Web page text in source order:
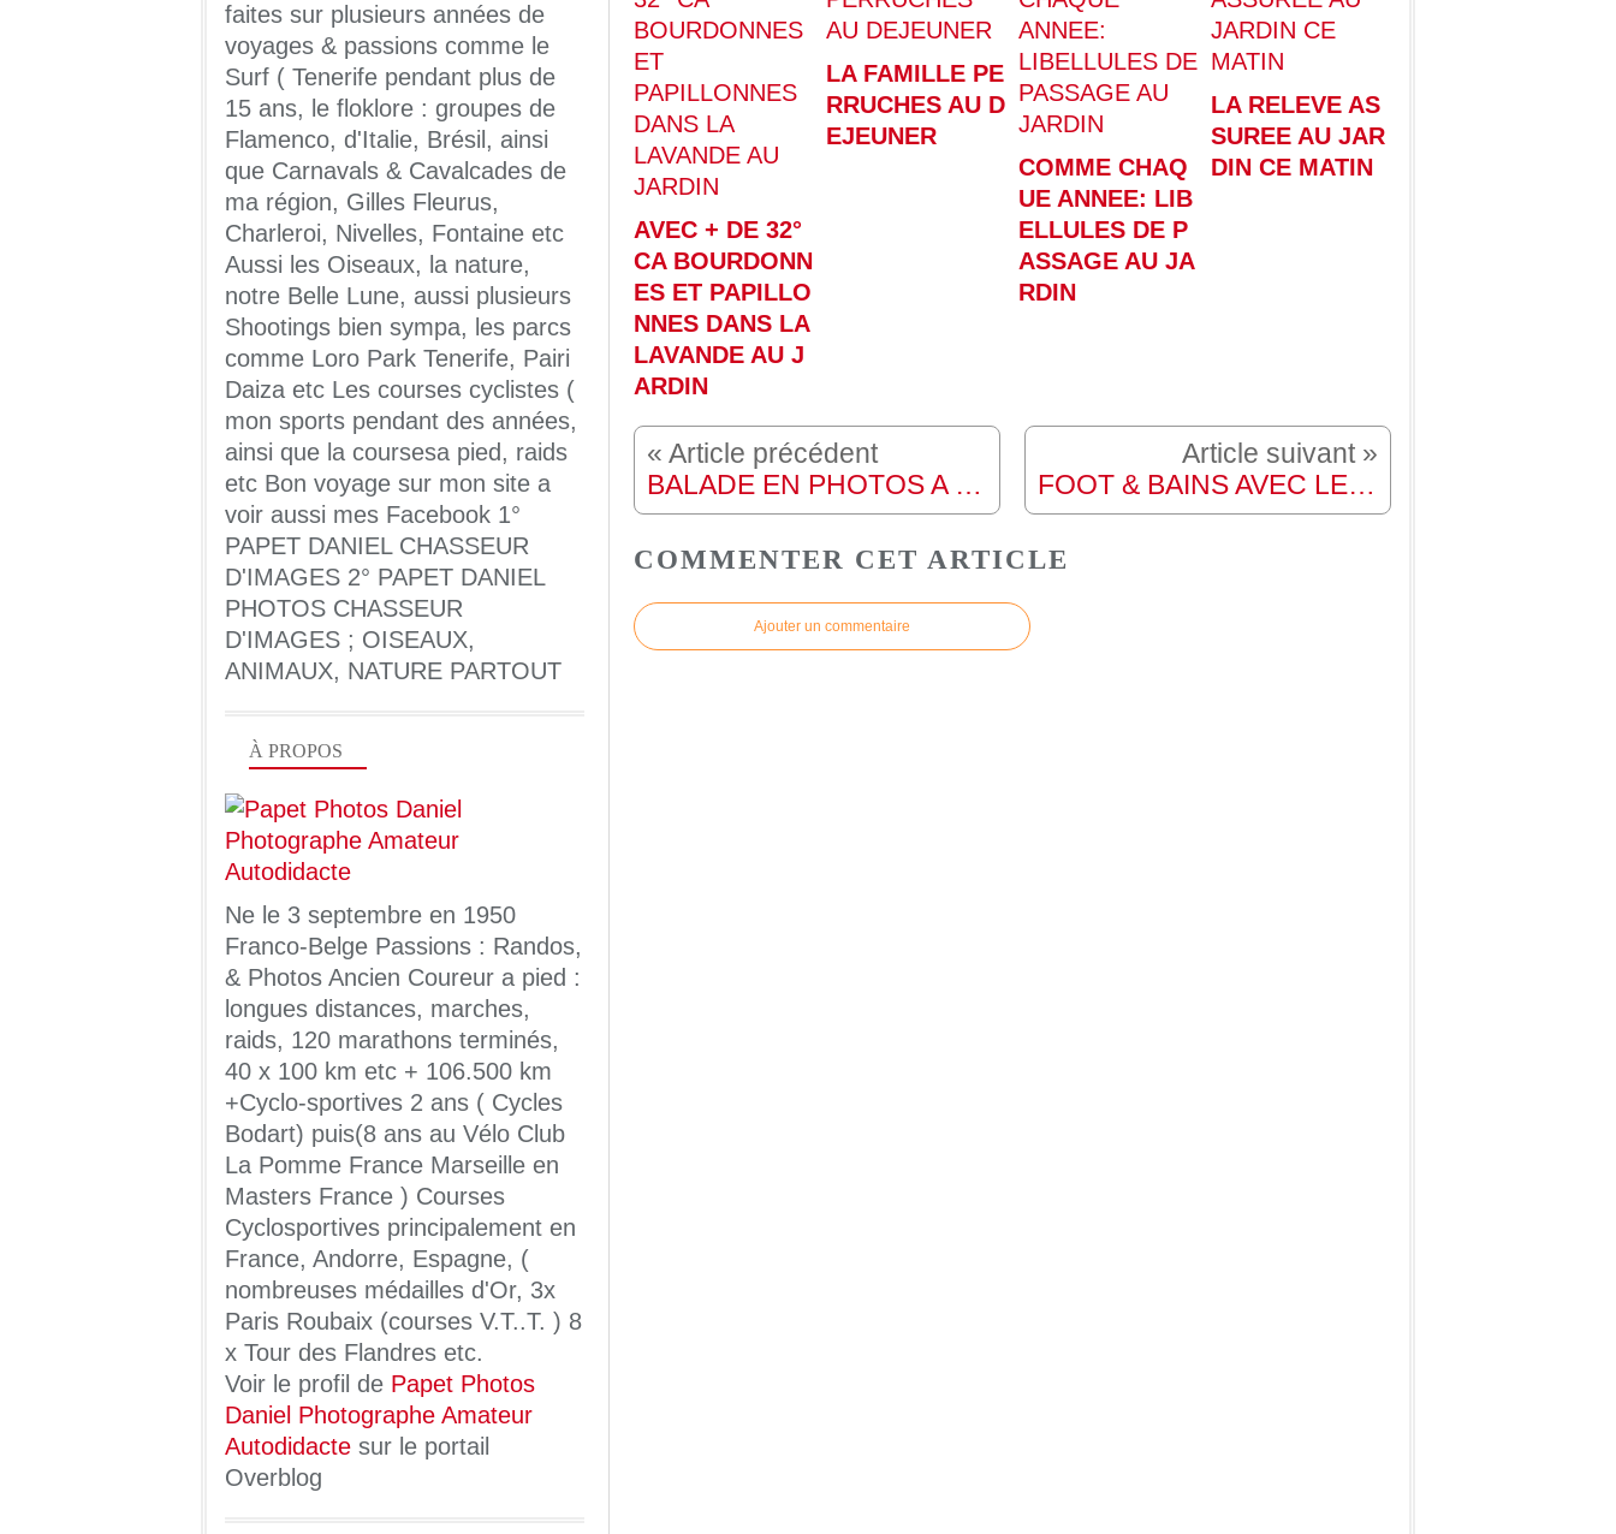
AVEC + DE 32°
CA BOURDONN
ES ET PAPILLO
NNES DANS LA
LAVANDE AU J
ARDIN
LA FAMILLE PE
RRUCHES AU D
EJEUNER
COMME CHAQ
UE ANNEE: LIB
ELLULES DE P
ASSAGE AU JA
RDIN
LA RELEVE AS
SUREE AU JAR
DIN CE MATIN
BALADE EN PHOTOS A RANSART, MON COIN D'ADOPTION DEPUIS 55 ANS FOOT & BAINS AVEC LES ELEPHANTS
COMMENTER CET ARTICLE
Ajouter un commentaire
faites sur plusieurs années de
voyages & passions comme le
Surf ( Tenerife pendant plus de
15 ans, le floklore : groupes de
Flamenco, d'Italie, Brésil, ainsi
que Carnavals & Cavalcades de
ma région, Gilles Fleurus,
Charleroi, Nivelles, Fontaine etc
Aussi les Oiseaux, la nature,
notre Belle Lune, aussi plusieurs
Shootings bien sympa, les parcs
comme Loro Park Tenerife, Pairi
Daiza etc Les courses cyclistes (
mon sports pendant des années,
ainsi que la coursesa pied, raids
etc Bon voyage sur mon site a
voir aussi mes Facebook 1°
PAPET DANIEL CHASSEUR
D'IMAGES 2° PAPET DANIEL
PHOTOS CHASSEUR
D'IMAGES ; OISEAUX,
ANIMAUX, NATURE PARTOUT
À PROPOS
Ne le 3 septembre en 1950
Franco-Belge Passions : Randos,
& Photos Ancien Coureur a pied :
longues distances, marches,
raids, 120 marathons terminés,
40 x 100 km etc + 106.500 km
+Cyclo-sportives 2 ans ( Cycles
Bodart) puis(8 ans au Vélo Club
La Pomme France Marseille en
Masters France ) Courses
Cyclosportives principalement en
France, Andorre, Espagne, (
nombreuses médailles d'Or, 3x
Paris Roubaix (courses V.T..T. ) 8
x Tour des Flandres etc.
Voir le profil de Papet Photos
Daniel Photographe Amateur
Autodidacte sur le portail
Overblog